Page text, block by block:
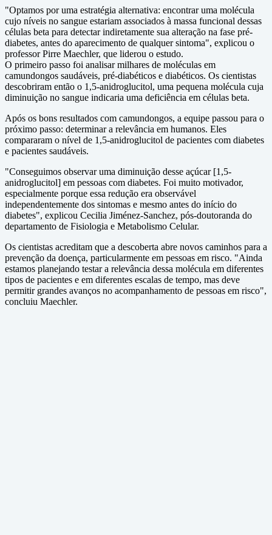
"Optamos por uma estratégia alternativa: encontrar uma molécula
cujo níveis no sangue estariam associados à massa funcional dessas
células beta para detectar indiretamente sua alteração na fase pré-
diabetes, antes do aparecimento de qualquer sintoma", explicou o
professor Pirre Maechler, que liderou o estudo.
O primeiro passo foi analisar milhares de moléculas em
camundongos saudáveis, pré-diabéticos e diabéticos. Os cientistas
descobriram então o 1,5-anidroglucitol, uma pequena molécula cuja
diminuição no sangue indicaria uma deficiência em células beta.
Após os bons resultados com camundongos, a equipe passou para o
próximo passo: determinar a relevância em humanos. Eles
compararam o nível de 1,5-anidroglucitol de pacientes com diabetes
e pacientes saudáveis.
"Conseguimos observar uma diminuição desse açúcar [1,5-
anidroglucitol] em pessoas com diabetes. Foi muito motivador,
especialmente porque essa redução era observável
independentemente dos sintomas e mesmo antes do início do
diabetes", explicou Cecilia Jiménez-Sanchez, pós-doutoranda do
departamento de Fisiologia e Metabolismo Celular.
Os cientistas acreditam que a descoberta abre novos caminhos para a
prevenção da doença, particularmente em pessoas em risco. "Ainda
estamos planejando testar a relevância dessa molécula em diferentes
tipos de pacientes e em diferentes escalas de tempo, mas deve
permitir grandes avanços no acompanhamento de pessoas em risco",
concluiu Maechler.